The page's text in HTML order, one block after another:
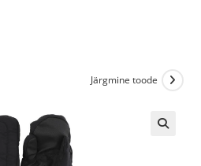
Järgmine toode